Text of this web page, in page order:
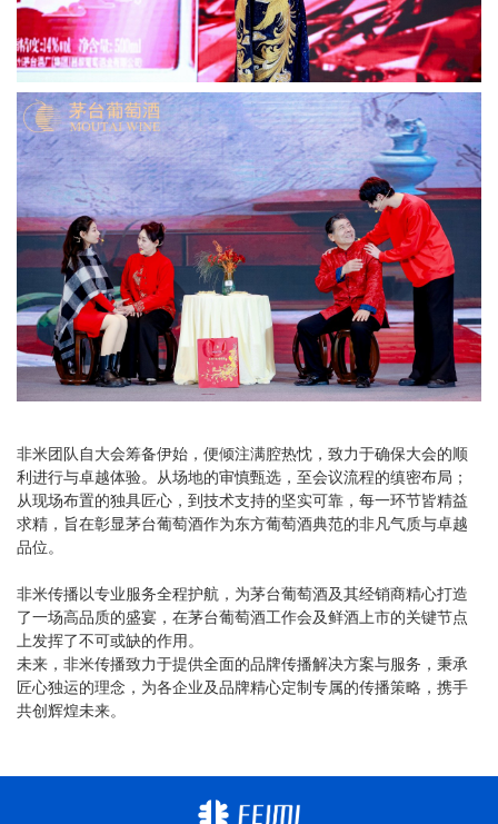
非米团队自大会筹备伊始，便倾注满腔热忱，致力于确保大会的顺
利进行与卓越体验。从场地的审慎甄选，至会议流程的缜密布局；
从现场布置的独具匠心，到技术支持的坚实可靠，每一环节皆精益
求精，旨在彰显茅台葡萄酒作为东方葡萄酒典范的非凡气质与卓越
品位。
非米传播以专业服务全程护航，为茅台葡萄酒及其经销商精心打造
了一场高品质的盛宴，在茅台葡萄酒工作会及鲜酒上市的关键节点
上发挥了不可或缺的作用。
未来，非米传播致力于提供全面的品牌传播解决方案与服务，秉承
匠心独运的理念，为各企业及品牌精心定制专属的传播策略，携手
共创辉煌未来。